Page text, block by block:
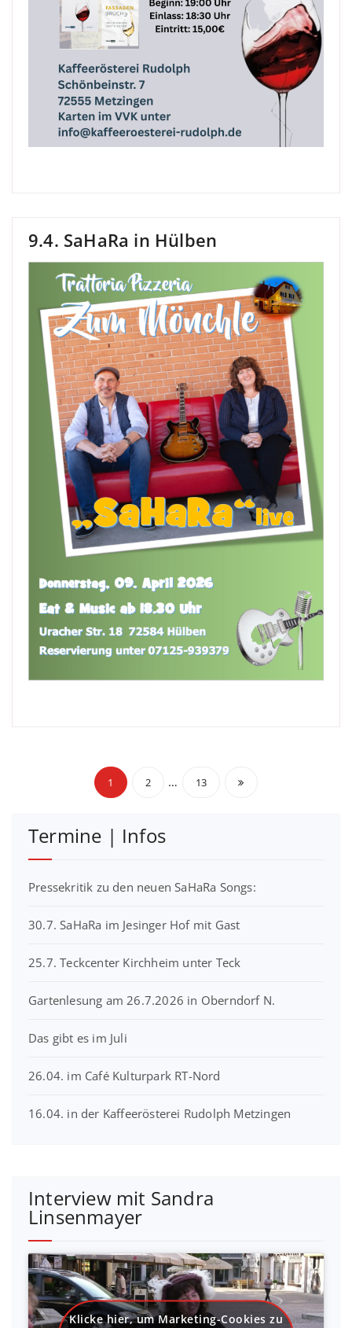
9.4. SaHaRa in Hülben
Beitragsnavigation
1 2 … 13
Termine | Infos
Pressekritik zu den neuen SaHaRa Songs:
30.7. SaHaRa im Jesinger Hof mit Gast
25.7. Teckcenter Kirchheim unter Teck
Gartenlesung am 26.7.2026 in Oberndorf N.
Das gibt es im Juli
26.04. im Café Kulturpark RT-Nord
16.04. in der Kaffeerösterei Rudolph Metzingen
Interview mit Sandra
Linsenmayer
Klicke hier, um Marketing-Cookies zu